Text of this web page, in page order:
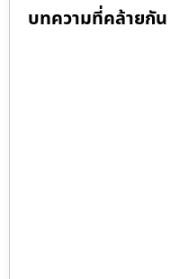
บทความที่คล้ายกัน